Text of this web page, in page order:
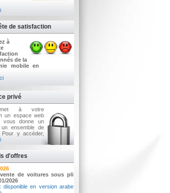
de satisfaction
à
de la
mobile en
privé
à votre
un espace web
vous donne un
ensemble de
Pour y accéder,
d'offres
d'offres n°3/2026
d’équipements informatiques
de voitures sous pli
2026
disponible en version arabe